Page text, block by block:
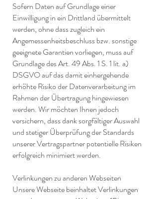
Sofern Daten auf Grundlage einer
Einwilligung in ein Drittland übermittelt
werden, ohne dass zugleich ein
Angemessenheitsbeschluss bzw. sonstige
geeignete Garantien vorliegen, muss auf
Grundlage des Art. 49 Abs. 1 S. 1 lit. a)
DSGVO auf das damit einhergehende
erhöhte Risiko der Datenverarbeitung im
Rahmen der Übertragung hingewiesen
werden. Wir möchten Ihnen jedoch
versichern, dass dank sorgfältiger Auswahl
und stetiger Überprüfung der Standards
unserer Vertragspartner potentielle Risiken
erfolgreich minimiert werden.
Verlinkungen zu anderen Webseiten
Unsere Webseite beinhaltet Verlinkungen